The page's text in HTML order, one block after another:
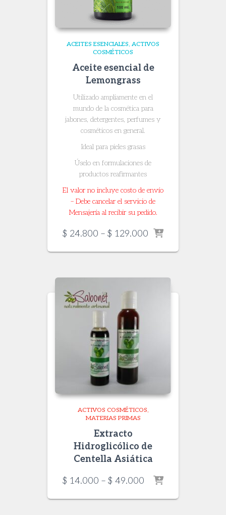
ACEITES ESENCIALES ACTIVOS
COSMÉTICOS
Aceite esencial de
Lemongrass
Utilizado ampliamente en el
mundo de la cosmética para
jabones, detergentes, perfumes y
cosméticos en general.
Ideal para pieles grasas
Úselo en formulaciones de
productos reafirmantes
El valor no incluye costo de envío
– Debe cancelar el servicio de
Mensajería al recibir su pedido.
$ 24.800 – $ 129.000 Price
$ 24.800
$ 129.000
ACTIVOS COSMÉTICOS
MATERIAS PRIMAS
Extracto
Hidroglicólico de
Centella Asiática
$ 14.000 – $ 49.000 Price
$ 14.000